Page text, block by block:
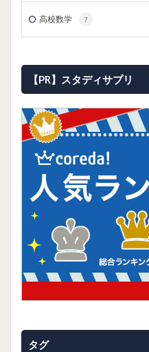
高校数学 7
【PR】スタディサプリ
タグ